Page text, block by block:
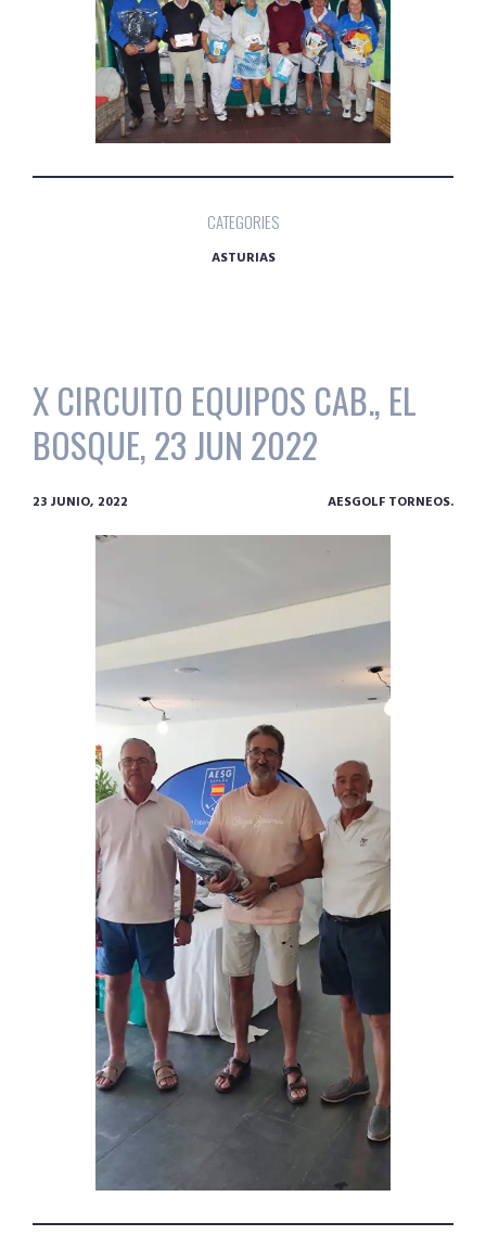
CATEGORIES
ASTURIAS
X CIRCUITO EQUIPOS CAB., EL
BOSQUE, 23 JUN 2022
23 JUNIO, 2022 AESGOLF TORNEOS.